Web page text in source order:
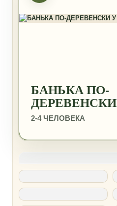
БАНЬКА ПО-
ДЕРЕВЕНСКИ
2-4 ЧЕЛОВЕКА